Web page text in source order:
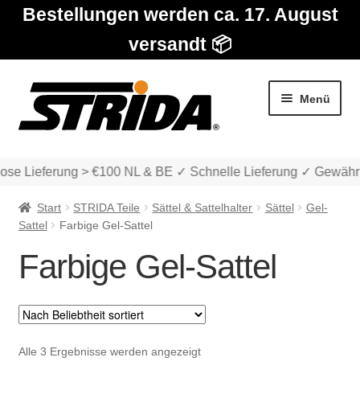
Bestellungen werden ca. 17. August
versandt 📦
Zur
Navigation
springen
Zum
Inhalt
springen
Menü
Die Modelle
Katalog
Account & Support
Lieferung > €100 NL & BE ✓ Schnelle Lieferung ✓
Start STRIDA Teile Sättel & Sattelhalter Sättel
Gel-
Sattel
Farbige Gel-Sattel
Farbige Gel-Sattel
Alle 3 Ergebnisse werden angezeigtNach